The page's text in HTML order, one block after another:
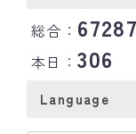
総合：
本日：306
Language